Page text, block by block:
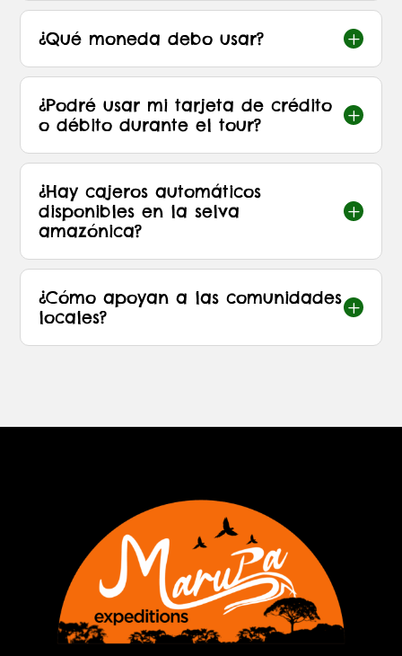
¿Qué moneda debo usar? L
¿Podré usar mi tarjeta de crédito
o débito durante el tour?
L
¿Hay cajeros automáticos
disponibles en la selva
amazónica?
L
¿Cómo apoyan a las comunidades
locales?
L